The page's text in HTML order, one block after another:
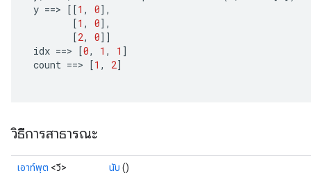
y ==> [[1 , 0] ,
[1 , 0] ,
[2, 0]]
idx ==> [0, 1 , 1 ]
count ==> [1 , 2]
วิธีการสาธารณะ
เอาท์พุต <วี> นับ ()